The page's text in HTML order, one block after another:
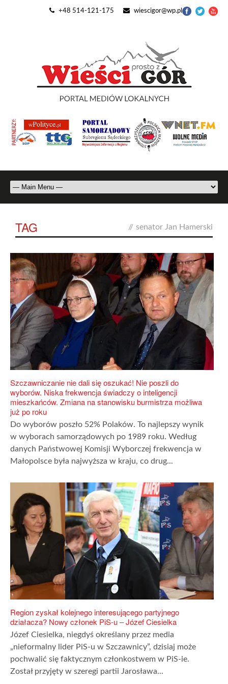
+48 514-121-175 wiescigor@wp.pl
TAG // senator Jan Hamerski
Szczawniczanie nie dali się oszukać! Nie poszli do
wyborów. Niska frekwencja świadczy o inteligencji
mieszkańców. Zmiana na stanowisku burmistrza możliwa
już po roku
Do wyborów poszło 52% Polaków. To najlepszy wynik
w wyborach samorządowych po 1989 roku. Według
danych Państwowej Komisji Wyborczej frekwencja w
Małopolsce była najwyższa w kraju, co drug...
Region zyskał kolejnego interesującego partyjnego
działacza? Nowy członek PiS-u – Józef Ciesielka
Józef Ciesielka, niegdyś określany przez media
„nieformalny lider PiS-u w Szczawnicy”, dzisiaj może
pochwalić się faktycznym członkostwem w PiS-ie.
Został przyjęty w szeregi partii Jarosława...